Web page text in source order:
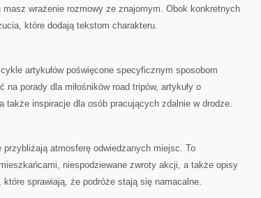
wrażenie rozmowy ze znajomym. Obok konkretnych
które dodają tekstom charakteru.
artykułów poświęcone specyficznym sposobom
porady dla miłośników road tripów, artykuły o
także inspiracje dla osób pracujących zdalnie w drodze.
atmosferę odwiedzanych miejsc. To
niespodziewane zwroty akcji, a także opisy
sprawiają, że podróże stają się namacalne.